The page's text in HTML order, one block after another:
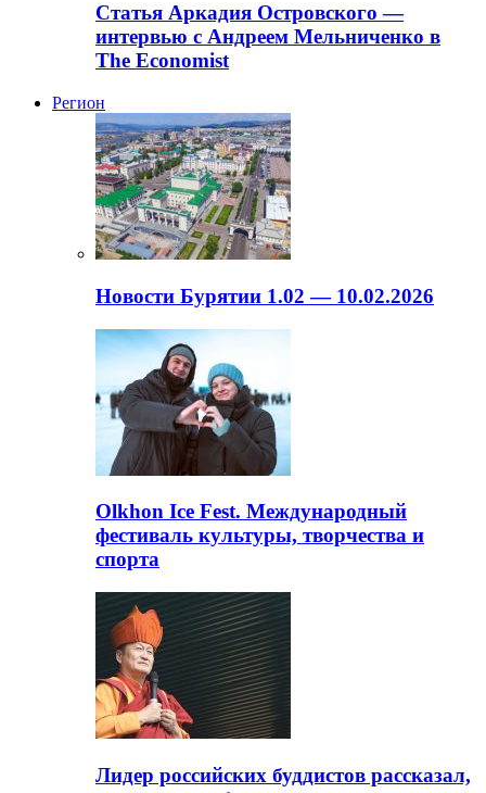
Статья Аркадия Островского —
интервью с Андреем Мельниченко в
The Economist
Регион
Новости Бурятии 1.02 — 10.02.2026
Olkhon Ice Fest. Международный
фестиваль культуры, творчества и
спорта
Лидер российских буддистов рассказал,